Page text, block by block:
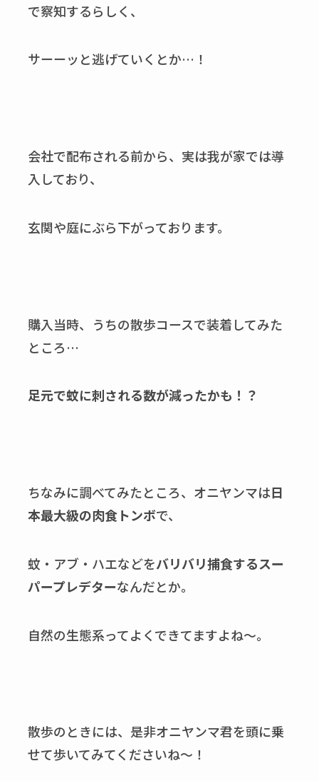
で察知するらしく、
サーーッと逃げていくとか…！
会社で配布される前から、実は我が家では導
入しており、
玄関や庭にぶら下がっております。
購入当時、うちの散歩コースで装着してみた
ところ…
足元で蚊に刺される数が減ったかも！？
ちなみに調べてみたところ、オニヤンマは日
本最大級の肉食トンボで、
蚊・アブ・ハエなどをバリバリ捕食するスー
パープレデターなんだとか。
自然の生態系ってよくできてますよね〜。
散歩のときには、是非オニヤンマ君を頭に乗
せて歩いてみてくださいね～！